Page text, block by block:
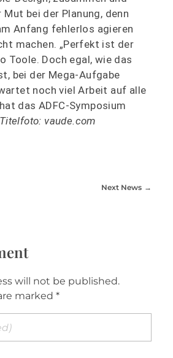
bei der Planung, denn
Anfang fehlerlos agieren
machen. „Perfekt ist der
Toole. Doch egal, wie das
bei der Mega-Aufgabe
noch viel Arbeit auf alle
das ADFC-Symposium
vaude.com
Next News
will not be published.
marked *